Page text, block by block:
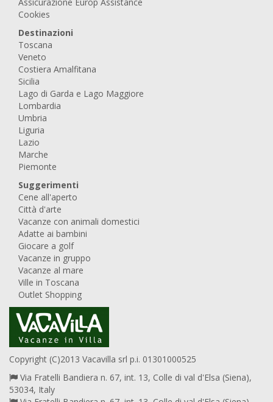
Cookies
Destinazioni
Toscana
Veneto
Costiera Amalfitana
Sicilia
Lago di Garda e Lago Maggiore
Lombardia
Umbria
Liguria
Lazio
Marche
Piemonte
Suggerimenti
Cene all'aperto
Città d'arte
Vacanze con animali domestici
Adatte ai bambini
Giocare a golf
Vacanze in gruppo
Vacanze al mare
Ville in Toscana
Outlet Shopping
Copyright (C)2013 Vacavilla srl p.i. 01301000525
Via Fratelli Bandiera n. 67, int. 13, Colle di val d'Elsa (Siena),
53034, Italy